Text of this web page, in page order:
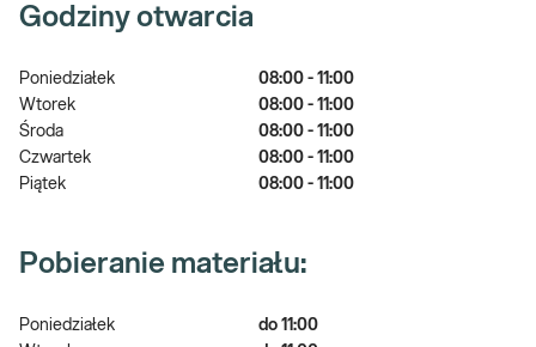
Godziny otwarcia
Poniedziałek
08:00 - 11:00
Wtorek
08:00 - 11:00
Środa
08:00 - 11:00
Czwartek
08:00 - 11:00
Piątek
08:00 - 11:00
Pobieranie materiału:
Poniedziałek
do 11:00